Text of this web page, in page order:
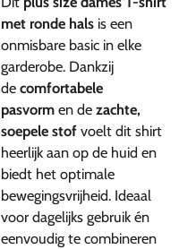
met ronde hals is een
onmisbare basic in elke
garderobe. Dankzij
de comfortabele
pasvorm en de zachte,
soepele stof voelt dit shirt
heerlijk aan op de huid en
biedt het optimale
bewegingsvrijheid. Ideaal
voor dagelijks gebruik én
eenvoudig te combineren